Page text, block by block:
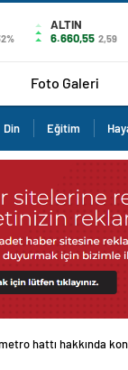
ALTIN
6.660,55 2,59
Foto Galeri
Din Eğitim
hattı hakkında